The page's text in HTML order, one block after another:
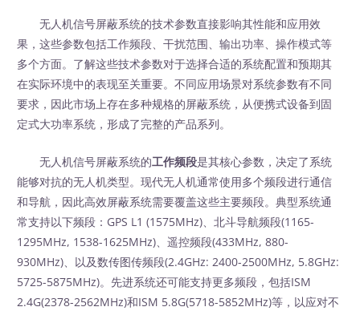
无人机信号屏蔽系统的技术参数直接影响其性能和应用效
果，这些参数包括工作频段、干扰范围、输出功率、操作模式等
多个方面。了解这些技术参数对于选择合适的系统配置和预期其
在实际环境中的表现至关重要。不同应用场景对系统参数有不同
要求，因此市场上存在多种规格的屏蔽系统，从便携式设备到固
定式大功率系统，形成了完整的产品系列。
无人机信号屏蔽系统的工作频段是其核心参数，决定了系统
能够对抗的无人机类型。现代无人机通常使用多个频段进行通信
和导航，因此高效屏蔽系统需要覆盖这些主要频段。典型系统通
常支持以下频段：GPS L1 (1575MHz)、北斗导航频段(1165-
1295MHz, 1538-1625MHz)、遥控频段(433MHz, 880-
930MHz)、以及数传图传频段(2.4GHz: 2400-2500MHz, 5.8GHz:
5725-5875MHz)。先进系统还可能支持更多频段，包括ISM
2.4G(2378-2562MHz)和ISM 5.8G(5718-5852MHz)等，以应对不